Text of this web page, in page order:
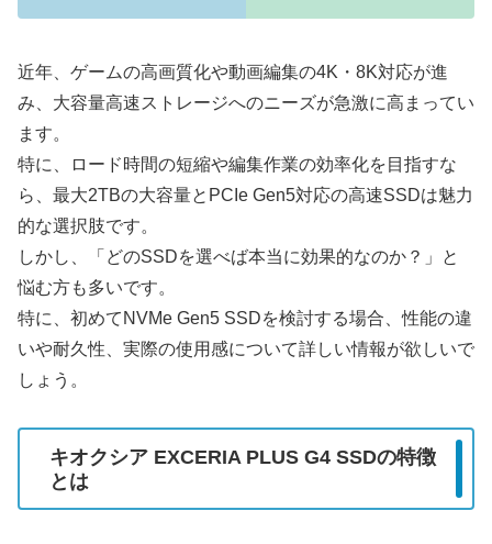
近年、ゲームの高画質化や動画編集の4K・8K対応が進
み、大容量高速ストレージへのニーズが急激に高まってい
ます。
特に、ロード時間の短縮や編集作業の効率化を目指すな
ら、最大2TBの大容量とPCIe Gen5対応の高速SSDは魅力
的な選択肢です。
しかし、「どのSSDを選べば本当に効果的なのか？」と
悩む方も多いです。
特に、初めてNVMe Gen5 SSDを検討する場合、性能の違
いや耐久性、実際の使用感について詳しい情報が欲しいで
しょう。
キオクシア EXCERIA PLUS G4 SSDの特徴
とは